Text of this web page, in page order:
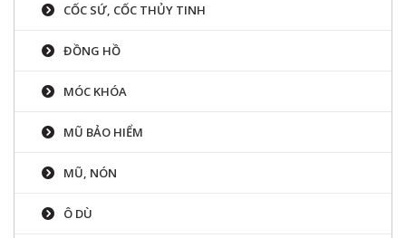
CỐC SỨ, CỐC THỦY TINH
ĐỒNG HỒ
MÓC KHÓA
MŨ BẢO HIỂM
MŨ, NÓN
Ô DÙ